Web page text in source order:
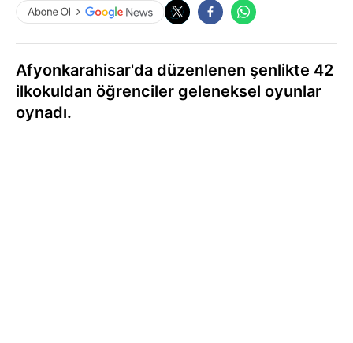
Afyonkarahisar'da düzenlenen şenlikte 42
ilkokuldan öğrenciler geleneksel oyunlar
oynadı.